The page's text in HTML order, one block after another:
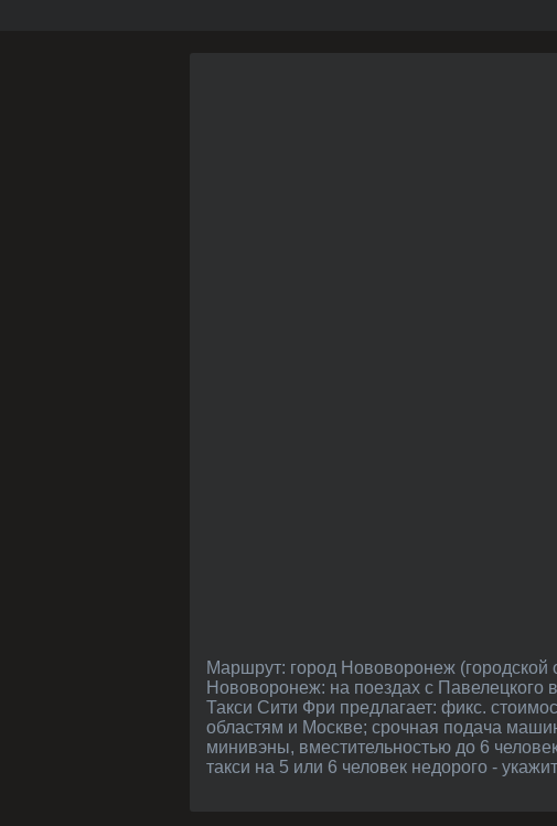
Маршрут: город Нововоронеж (городской округ, Воронежская область) - из Москвы примерно 538 км. Как добраться в
Нововоронеж: на поездах с Павелецкого
Такси Сити Фри предлагает: фикс.
областям и Москве; срочная подача
минивэны, вместительностью до 6
такси на 5 или 6 человек недорого -